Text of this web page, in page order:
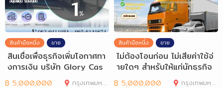
สินค้ามือหนึ่ง ขาย
สินเชื่อเพื่อธุรกิจเพิ่มโอกาศทา
งการเงิน บริษัท Glory Cas
h สำ
฿ 5,000,000 กรุงเทพมหานคร
สินค้ามือหนึ่ง ขาย
ไม่ต้องโอนก่อน ไม่เสียค่าใช้จ่
ายใดๆ สำหรับให้แก่นักธุรกิจ
และ
฿ 5,000,000 กรุงเทพมหานคร